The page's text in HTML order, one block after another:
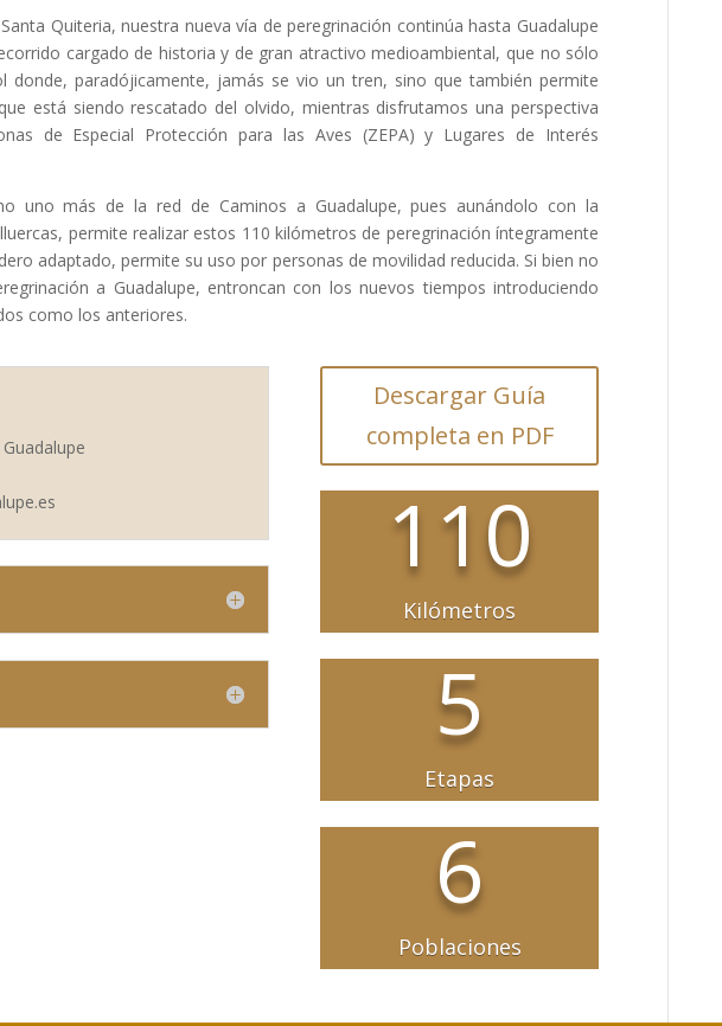
Quiteria, nuestra nueva vía de peregrinación continúa hasta Guadalupe
cargado de historia y de gran atractivo medioambiental, que no sólo
donde, paradójicamente, jamás se vio un tren, sino que también permite
está siendo rescatado del olvido, mientras disfrutamos una perspectiva
de Especial Protección para las Aves (ZEPA) y Lugares de Interés
uno más de la red de Caminos a Guadalupe, pues aunándolo con la
permite realizar estos 110 kilómetros de peregrinación íntegramente
adaptado, permite su uso por personas de movilidad reducida. Si bien no
a Guadalupe, entroncan con los nuevos tiempos introduciendo
como los anteriores.
Descargar Guía
completa en PDF
110
Kilómetros
5
Etapas
6
Poblaciones